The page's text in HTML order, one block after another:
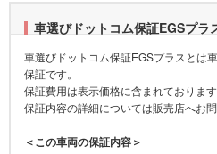
車選びドットコム保証EGSプラ
車選びドットコム保証EGSプラスとは
保証です。
保証費用は表示価格に含まれております
保証内容の詳細については販売店へお問
＜この車両の保証内容＞